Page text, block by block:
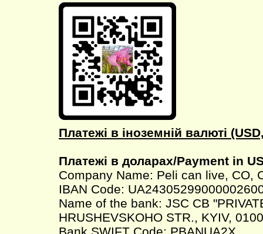
Платежі в іноземній валюті
Платежі в доларах/Payment in
Company Name: Peli can live, CO,
IBAN Code:
Name of the bank: JSC CB
HRUSHEVSKOHO STR., KYIV,